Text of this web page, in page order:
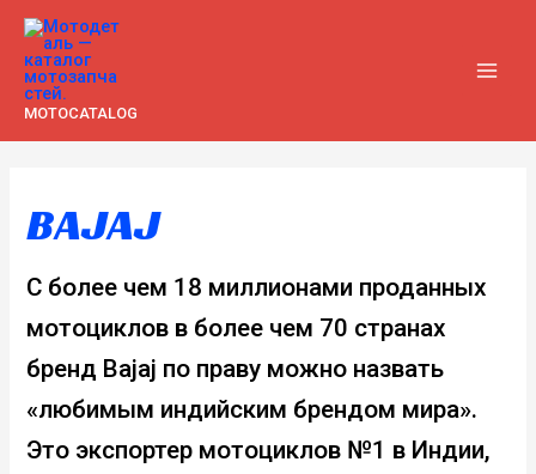
Перейти
содержимому
MOTOCATALOG
BAJAJ
С более чем 18 миллионами проданных
мотоциклов в более чем 70 странах
бренд Bajaj по праву можно назвать
«любимым индийским брендом мира».
Это экспортер мотоциклов №1 в Индии,